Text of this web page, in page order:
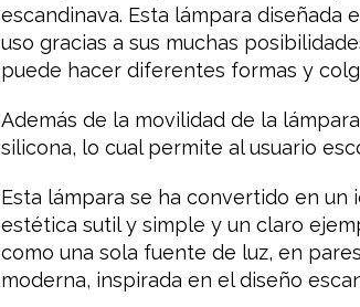
escandinava. Esta lámpara diseñada
uso gracias a sus muchas
puede hacer diferentes formas y
Además de la movilidad de la
silicona, lo cual permite al usuario
Esta lámpara se ha convertido en un
estética sutil y simple y un claro
como una sola fuente de luz, en
moderna, inspirada en el diseño